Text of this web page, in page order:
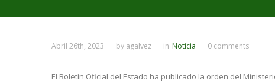
Abril 26th, 2023 by agalvez in Noticia 0 comments
El Boletín Oficial del Estado ha publicado la orden del